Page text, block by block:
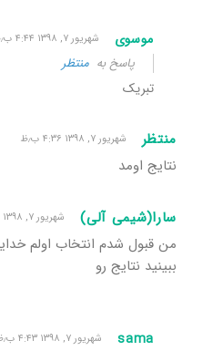
موسوی شهریور ۷, ۱۳۹۸ ۴:۴۴ ب٫ظ
پاسخ به منتظر
تبریک
منتظر شهریور ۷, ۱۳۹۸ ۴:۳۶ ب٫ظ
نتایج اومد
سارا(شیمی آلی) شهریور ۷, ۱۳۹۸ ۴:۳۶ ب٫ظ
من قبول شدم انتخاب اولم
ببینید نتایج رو
sama شهریور ۷, ۱۳۹۸ ۴:۴۳ ب٫ظ